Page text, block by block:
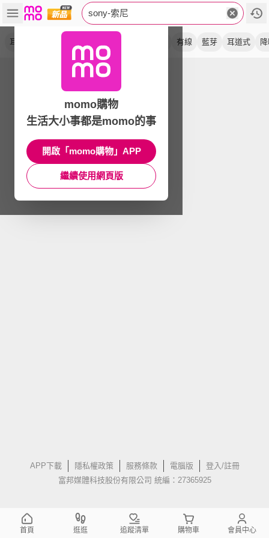
sony-索尼
耳機 有線 藍芽 耳道式
APP下載 隱私權政策 服務條款 電腦版
登入/註冊
富邦媒體科技股份有限公司 統編：27365925
momo購物
生活大小事都是momo的事
開啟「momo購物」APP
繼續使用網頁版
首頁 逛逛 追蹤清單 購物車 會員中心